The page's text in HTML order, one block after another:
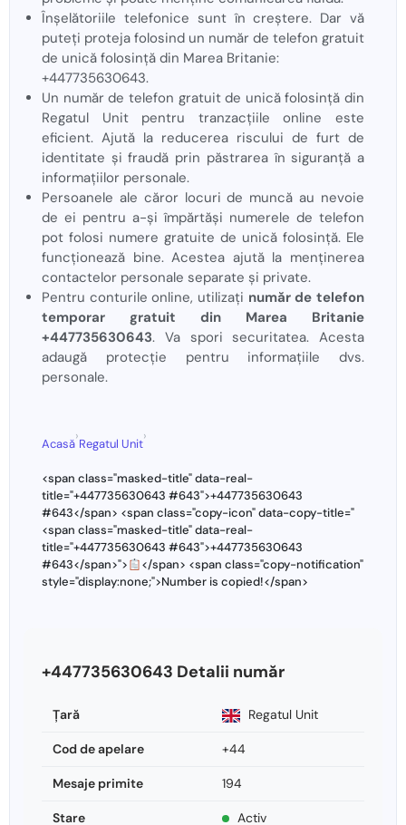
Înșelătoriile telefonice sunt în creștere. Dar vă
puteți proteja folosind un număr de telefon gratuit
de unică folosință din Marea Britanie:
+447735630643.
Un număr de telefon gratuit de unică folosință din
Regatul Unit pentru tranzacțiile online este
eficient. Ajută la reducerea riscului de furt de
identitate și fraudă prin păstrarea în siguranță a
informațiilor personale.
Persoanele ale căror locuri de muncă au nevoie
de ei pentru a-și împărtăși numerele de telefon
pot folosi numere gratuite de unică folosință. Ele
funcționează bine. Acestea ajută la menținerea
contactelor personale separate și private.
Pentru conturile online, utilizați număr de telefon
temporar gratuit din Marea Britanie
+447735630643. Va spori securitatea. Acesta
adaugă protecție pentru informațiile dvs.
personale.
Acasă
›
Regatul Unit
›
<span class="masked-title" data-real-
title="+447735630643 #643">+447735630643
#643</span> <span class="copy-icon" data-copy-title="
<span class="masked-title" data-real-
title="+447735630643 #643">+447735630643
#643</span>">
</span> <span class="copy-notification"
style="display:none;">Number is copied!</span>
+447735630643 Detalii număr
Ţară Regatul Unit
Cod de apelare +44
Mesaje primite 194
Stare Activ